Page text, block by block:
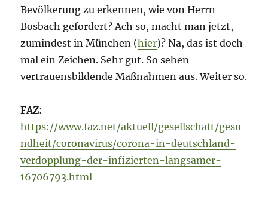
Bevölkerung zu erkennen, wie von Herrn
Bosbach gefordert? Ach so, macht man jetzt,
zumindest in München (hier)? Na, das ist doch
mal ein Zeichen. Sehr gut. So sehen
vertrauensbildende Maßnahmen aus. Weiter so.
FAZ:
https://www.faz.net/aktuell/gesellschaft/gesu
ndheit/coronavirus/corona-in-deutschland-
verdopplung-der-infizierten-langsamer-
16706793.html